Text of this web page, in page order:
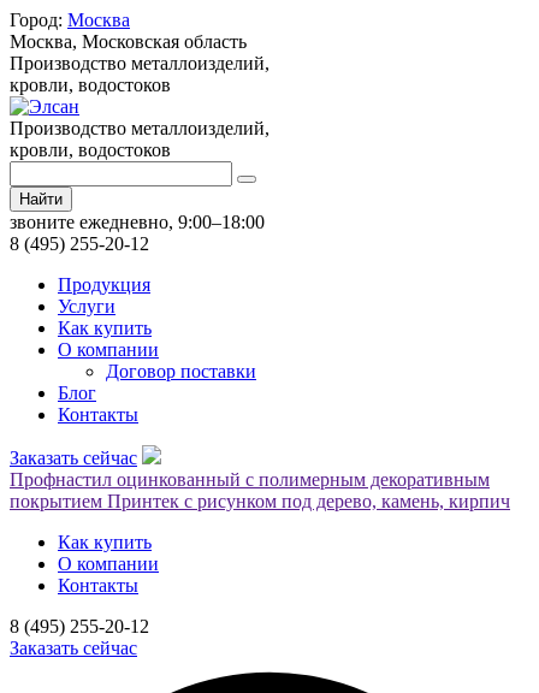
Город: Москва
Москва, Московская область
Производство металлоизделий,
кровли, водостоков
Производство металлоизделий,
кровли, водостоков
Найти
звоните ежедневно, 9:00–18:00
8 (495) 255-20-12
Продукция
Услуги
Как купить
О компании
Договор поставки
Блог
Контакты
Заказать сейчас
Профнастил оцинкованный с полимерным декоративным
покрытием Принтек с рисунком под дерево, камень, кирпич
Как купить
О компании
Контакты
8 (495) 255-20-12
Заказать сейчас